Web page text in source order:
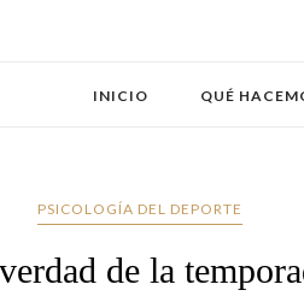
INICIO QUÉ
PSICOLOGÍA DEL DEPORTE
de la